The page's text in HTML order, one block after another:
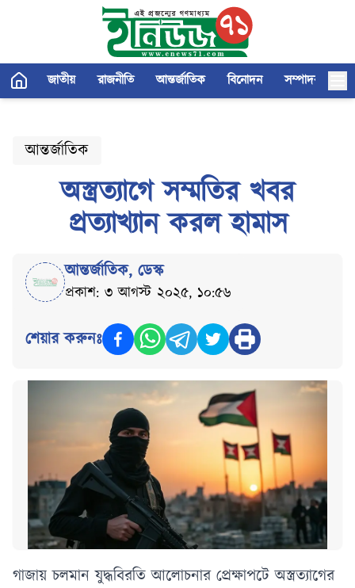
জাতীয় রাজনীতি আন্তর্জাতিক বিনোদন সম্পাদকীয়
আন্তর্জাতিক
অস্ত্রত্যাগে সম্মতির খবর
প্রত্যাখ্যান করল হামাস
আন্তর্জাতিক, ডেস্ক
প্রকাশ: ৩ আগস্ট ২০২৫, ১০:৫৬
শেয়ার করুনঃ
গাজায় চলমান যুদ্ধবিরতি আলোচনার প্রেক্ষাপটে অস্ত্রত্যাগের